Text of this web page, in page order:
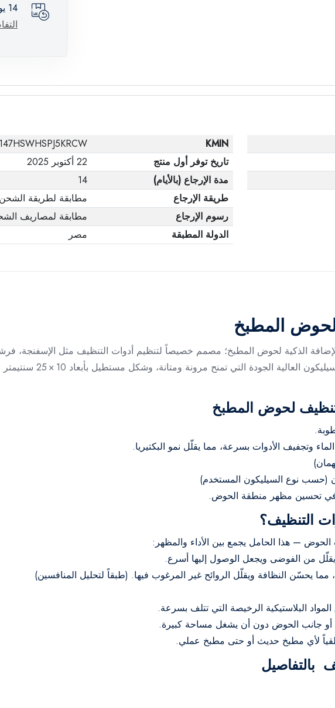
14 يوم إسترجاع
KMIN
147HSWHSPJ5KRCW
تاريخ توفر أول منتج
22 أكتوبر 2025
مدة الإرجاع (بالأيام)
14
طريقة الإرجاع
مطابقة لطريقة الشحن
رسوم الإرجاع
مطابقة لمصاريف
الدولة المطبقة
مصر
المطبخ
لأدوات التنظيف – 25×10 سم» هو الإضافة الذكية لحوض المطبخ؛ مصمم خصيصاً لتنظيم أدوات التنظيف مثل
لحوض المطبخ
الأدوات بسرعة، مما يقلّل نمو البكتيريا.
(حسب نوع السيليكون المستخدم)
تحسين مظهر منطقة الحوض.
التنظيف؟
— هذا الحامل يجمع بين الأداء والمظهر:
من الفوضى ويجعل الوصول إليها أسرع.
يحسّن النظافة ويقلّل الروائح غير المرغوب فيها. (طبقاً لتحليل المنافسين)
البلاستيكية الرخيصة التي تتلف بسرعة.
لأي مطبخ حديث أو حتى مطبخ عملي.
بالتفاصيل